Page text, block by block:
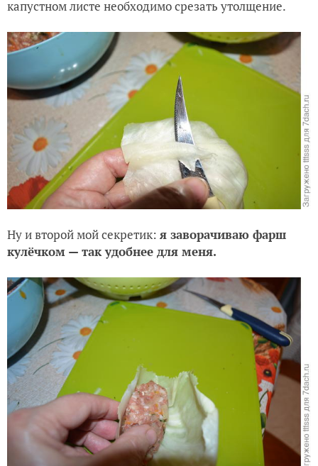
Ну и второй мой секретик:
я заворачиваю фарш
Заворачиваем фарш в капустный лист